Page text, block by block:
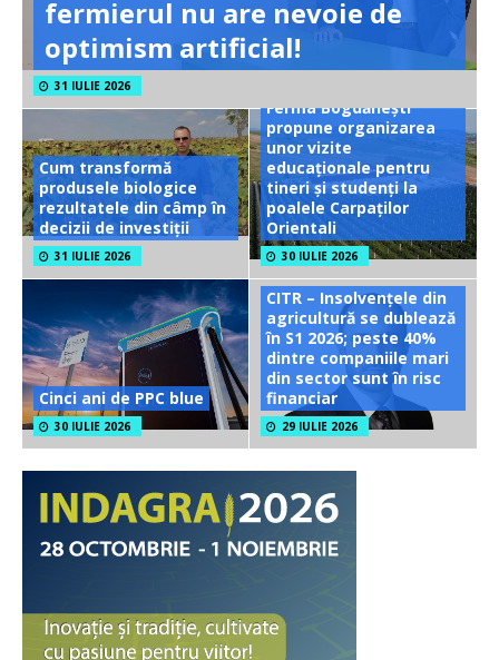
fermierul nu are nevoie de
optimism artificial!
31 IULIE 2026
Cum transformă
produsele biologice
rezultatele din câmp în
decizii de investiții
31 IULIE 2026
Ferma Bogdănești
propune organizarea
unor vizite
educaționale pentru
tineri și studenți la
poalele Carpaților
Orientali
30 IULIE 2026
Cinci ani de PPC blue
30 IULIE 2026
CITR – Insolvențele din
agricultură se dublează
în S1 2026; peste 40%
dintre companiile mari
din sector sunt în risc
financiar
29 IULIE 2026